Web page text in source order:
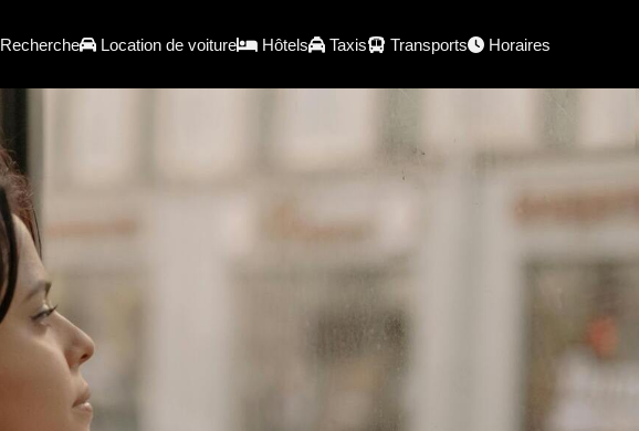
Recherche Location de voiture Hôtels Taxis Transports Horaires